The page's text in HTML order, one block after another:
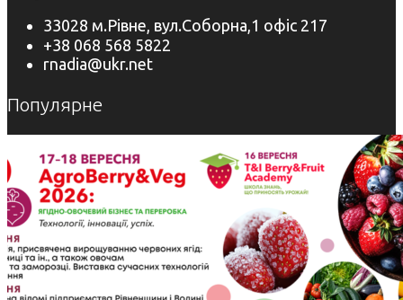
33028 м.Рівне, вул.Соборна,1 офіс 217
+38 068 568 5822
rnadia@ukr.net
Популярне